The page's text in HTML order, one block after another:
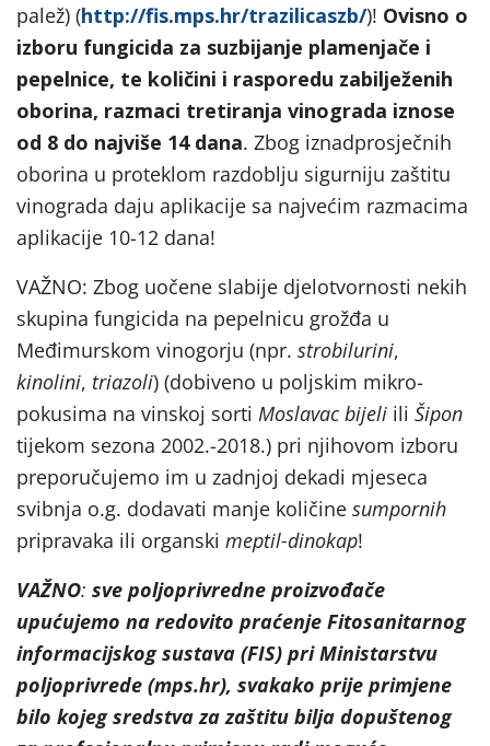
palež) (http://fis.mps.hr/trazilicaszb/)! Ovisno o
izboru fungicida za suzbijanje plamenjače i
pepelnice, te količini i rasporedu zabilježenih
oborina, razmaci tretiranja vinograda iznose
od 8 do najviše 14 dana. Zbog iznadprosječnih
oborina u proteklom razdoblju sigurniju zaštitu
vinograda daju aplikacije sa najvećim razmacima
aplikacije 10-12 dana!
VAŽNO: Zbog uočene slabije djelotvornosti nekih
skupina fungicida na pepelnicu grožđa u
Međimurskom vinogorju (npr. strobilurini,
kinolini, triazoli) (dobiveno u poljskim mikro-
pokusima na vinskoj sorti Moslavac bijeli ili Šipon
tijekom sezona 2002.-2018.) pri njihovom izboru
preporučujemo im u zadnjoj dekadi mjeseca
svibnja o.g. dodavati manje količine sumpornih
pripravaka ili organski meptil-dinokap!
VAŽNO: sve poljoprivredne proizvođače
upućujemo na redovito praćenje Fitosanitarnog
informacijskog sustava (FIS) pri Ministarstvu
poljoprivrede (mps.hr), svakako prije primjene
bilo kojeg sredstva za zaštitu bilja dopuštenog